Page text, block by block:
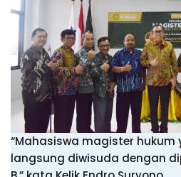
“Mahasiswa magister hukum
langsung diwisuda dengan